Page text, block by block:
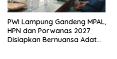
PWI Lampung Gandeng MPAL,
HPN dan Porwanas 2027
Disiapkan Bernuansa Adat